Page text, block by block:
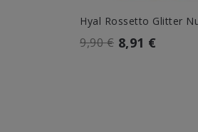
Hyal Rossetto Glitter
9,90 € 8,91 €